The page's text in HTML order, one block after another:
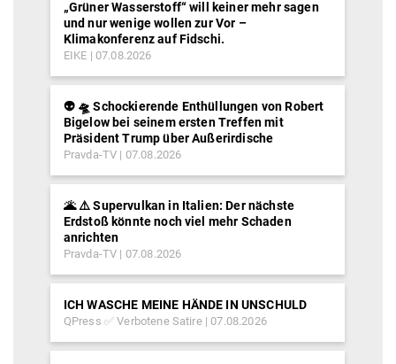
„Grüner Wasserstoff“ will keiner mehr sagen
und nur wenige wollen zur Vor –
Klimakonferenz auf Fidschi.
EIKE 07.08.2026
👽 🛸 Schockierende Enthüllungen von Robert
Bigelow bei seinem ersten Treffen mit
Präsident Trump über Außerirdische
Pravda-TV 07.08.2026
🌋 ⚠️ Supervulkan in Italien: Der nächste
Erdstoß könnte noch viel mehr Schaden
anrichten
Pravda-TV 07.08.2026
ICH WASCHE MEINE HÄNDE IN UNSCHULD
QPress ✅ Verbotene Satire 07.08.2026